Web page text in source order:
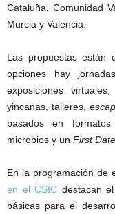
Cataluña, Comunidad
Murcia y Valencia.
Las propuestas están
opciones hay
exposiciones
yincanas, talleres,
basados en
microbios y un First Date
En la programación de
en el CSIC destacan
básicas para el